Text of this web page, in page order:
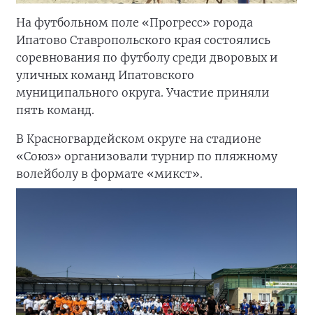
На футбольном поле «Прогресс» города
Ипатово Ставропольского края состоялись
соревнования по футболу среди дворовых и
уличных команд Ипатовского
муниципального округа. Участие приняли
пять команд.
В Красногвардейском округе на стадионе
«Союз» организовали турнир по пляжному
волейболу в формате «микст».